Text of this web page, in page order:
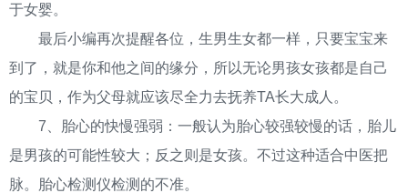
于女婴。
最后小编再次提醒各位，生男生女都一样，只要宝宝来
到了，就是你和他之间的缘分，所以无论男孩女孩都是自己
的宝贝，作为父母就应该尽全力去抚养TA长大成人。
7、胎心的快慢强弱：一般认为胎心较强较慢的话，胎儿
是男孩的可能性较大；反之则是女孩。不过这种适合中医把
脉。胎心检测仪检测的不准。